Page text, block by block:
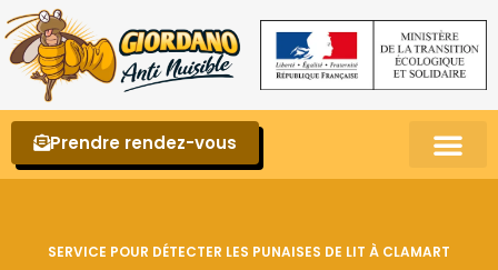
Prendre rendez-vous
SERVICE POUR DÉTECTER LES PUNAISES DE LIT À CLAMART